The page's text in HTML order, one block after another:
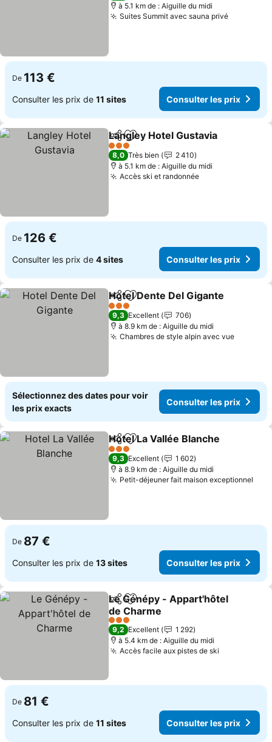
à 5.1 km de : Aiguille du midi
Suites Summit avec sauna privé
De 113 €
Consulter les prix de 11 sites Consulter les prix
PartagerAjouter à mes favoris
Langley Hotel Gustavia
3 Étoiles
8,0 Très bien
2 410
à 5.1 km de : Aiguille du midi
Accès ski et randonnée
De 126 €
Consulter les prix de 4 sites Consulter les prix
PartagerAjouter à mes favoris
Hotel Dente Del Gigante
3 Étoiles
9,3 Excellent
706
à 8.9 km de : Aiguille du midi
Chambres de style alpin avec vue
Sélectionnez des dates pour voir
les prix exacts
Consulter les prix
PartagerAjouter à mes favoris
Hotel La Vallée Blanche
3 Étoiles
9,3 Excellent
1 602
à 8.9 km de : Aiguille du midi
Petit-déjeuner fait maison exceptionnel
De 87 €
Consulter les prix de 13 sites Consulter les prix
PartagerAjouter à mes favoris
Le Génépy - Appart'hôtel
de Charme
3 Étoiles
9,2 Excellent
1 292
à 5.4 km de : Aiguille du midi
Accès facile aux pistes de ski
De 81 €
Consulter les prix de 11 sites Consulter les prix